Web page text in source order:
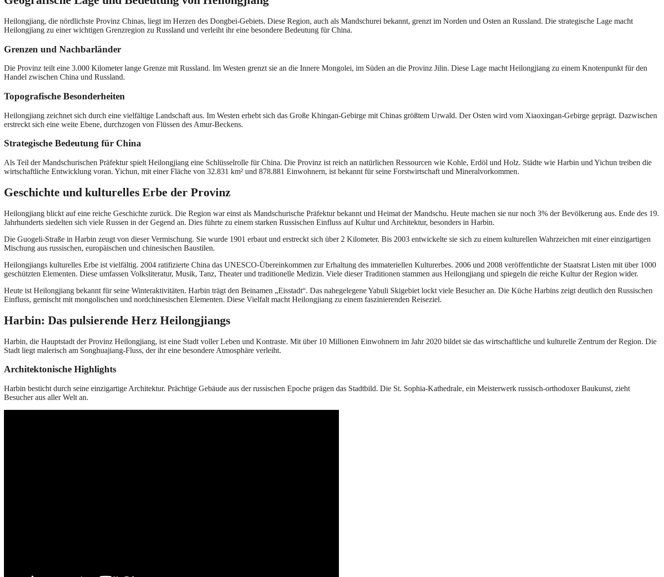
Heilongjiang, die nördlichste Provinz Chinas, liegt im Herzen des Dongbei-Gebiets. Diese Region, auch als Mandschurei bekannt, grenzt im Norden und Osten an Russland. Die strategische Lage macht
Heilongjiang zu einer wichtigen Grenzregion zu Russland und verleiht ihr eine besondere Bedeutung für China.
Grenzen und Nachbarländer
Die Provinz teilt eine 3.000 Kilometer lange Grenze mit Russland. Im Westen grenzt sie an die Innere Mongolei, im Süden an die Provinz Jilin. Diese Lage macht Heilongjiang zu einem Knotenpunkt für den
Handel zwischen China und Russland.
Topografische Besonderheiten
Heilongjiang zeichnet sich durch eine vielfältige Landschaft aus. Im Westen erhebt sich das Große Khingan-Gebirge mit Chinas größtem Urwald. Der Osten wird vom Xiaoxingan-Gebirge geprägt. Dazwischen
erstreckt sich eine weite Ebene, durchzogen von Flüssen des Amur-Beckens.
Strategische Bedeutung für China
Als Teil der Mandschurischen Präfektur spielt Heilongjiang eine Schlüsselrolle für China. Die Provinz ist reich an natürlichen Ressourcen wie Kohle, Erdöl und Holz. Städte wie Harbin und Yichun treiben die
wirtschaftliche Entwicklung voran. Yichun, mit einer Fläche von 32.831 km² und 878.881 Einwohnern, ist bekannt für seine Forstwirtschaft und Mineralvorkommen.
Geschichte und kulturelles Erbe der Provinz
Heilongjiang blickt auf eine reiche Geschichte zurück. Die Region war einst als Mandschurische Präfektur bekannt und Heimat der Mandschu. Heute machen sie nur noch 3% der Bevölkerung aus. Ende des 19.
Jahrhunderts siedelten sich viele Russen in der Gegend an. Dies führte zu einem starken Russischen Einfluss auf Kultur und Architektur, besonders in Harbin.
Die Guogeli-Straße in Harbin zeugt von dieser Vermischung. Sie wurde 1901 erbaut und erstreckt sich über 2 Kilometer. Bis 2003 entwickelte sie sich zu einem kulturellen Wahrzeichen mit einer einzigartigen
Mischung aus russischen, europäischen und chinesischen Baustilen.
Heilongjiangs kulturelles Erbe ist vielfältig. 2004 ratifizierte China das UNESCO-Übereinkommen zur Erhaltung des immateriellen Kulturerbes. 2006 und 2008 veröffentlichte der Staatsrat Listen mit über 1000
geschützten Elementen. Diese umfassen Volksliteratur, Musik, Tanz, Theater und traditionelle Medizin. Viele dieser Traditionen stammen aus Heilongjiang und spiegeln die reiche Kultur der Region wider.
Heute ist Heilongjiang bekannt für seine Winteraktivitäten. Harbin trägt den Beinamen „Eisstadt“. Das nahegelegene Yabuli Skigebiet lockt viele Besucher an. Die Küche Harbins zeigt deutlich den Russischen
Einfluss, gemischt mit mongolischen und nordchinesischen Elementen. Diese Vielfalt macht Heilongjiang zu einem faszinierenden Reiseziel.
Harbin: Das pulsierende Herz Heilongjiangs
Harbin, die Hauptstadt der Provinz Heilongjiang, ist eine Stadt voller Leben und Kontraste. Mit über 10 Millionen Einwohnern im Jahr 2020 bildet sie das wirtschaftliche und kulturelle Zentrum der Region. Die
Stadt liegt malerisch am Songhuajiang-Fluss, der ihr eine besondere Atmosphäre verleiht.
Architektonische Highlights
Harbin besticht durch seine einzigartige Architektur. Prächtige Gebäude aus der russischen Epoche prägen das Stadtbild. Die St. Sophia-Kathedrale, ein Meisterwerk russisch-orthodoxer Baukunst, zieht
Besucher aus aller Welt an.